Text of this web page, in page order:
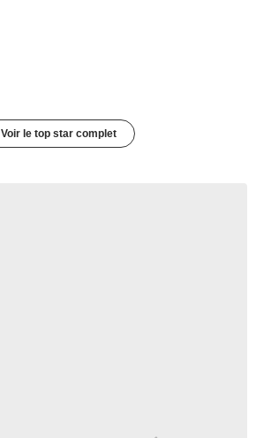
Voir le top star complet